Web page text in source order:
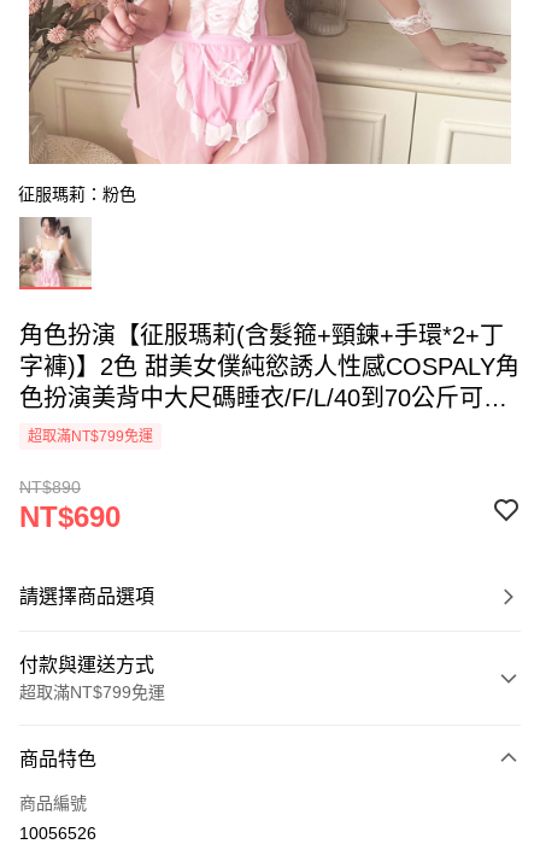
征服瑪莉：粉色
角色扮演【征服瑪莉(含髮箍+頸鍊+手環*2+丁
字褲)】2色 甜美女僕純慾誘人性感COSPALY角
色扮演美背中大尺碼睡衣/F/L/40到70公斤可穿/
玩美維納斯
超取滿NT$799免運
NT$890
NT$690
請選擇商品選項
付款與運送方式
超取滿NT$799免運
信用卡一次付款
超商取貨付款
商品特色
商品編號
10056526